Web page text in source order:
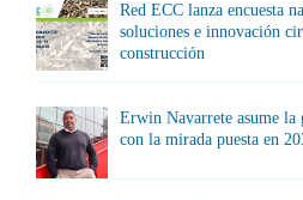
Red ECC lanza encuesta
soluciones e innovación
construcción
Erwin Navarrete asume la
con la mirada puesta en